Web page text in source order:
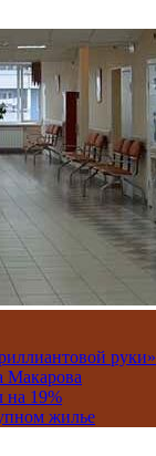
руки»
Макарова
на 19%
жилье